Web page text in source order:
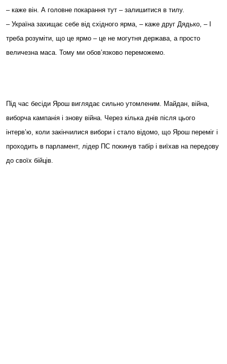
– каже він. А головне покарання тут – залишитися в тилу.
– Україна захищає себе від східного ярма, – каже друг Дядько, – І
треба розуміти, що це ярмо – це не могутня держава, а просто
величезна маса. Тому ми обов’язково переможемо.
Під час бесіди Ярош виглядає сильно утомленим. Майдан, війна,
виборча кампанія і знову війна. Через кілька днів після цього
інтерв’ю, коли закінчилися вибори і стало відомо, що Ярош переміг і
проходить в парламент, лідер ПС покинув табір і виїхав на передову
до своїх бійців.